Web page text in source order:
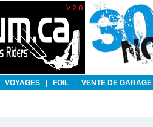
VOYAGES FOIL VENTE DE GARAGE